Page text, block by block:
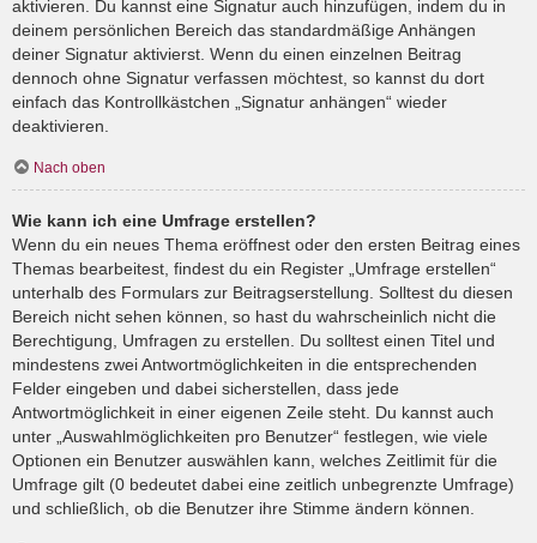
aktivieren. Du kannst eine Signatur auch hinzufügen, indem du in
deinem persönlichen Bereich das standardmäßige Anhängen
deiner Signatur aktivierst. Wenn du einen einzelnen Beitrag
dennoch ohne Signatur verfassen möchtest, so kannst du dort
einfach das Kontrollkästchen „Signatur anhängen“ wieder
deaktivieren.
Nach oben
Wie kann ich eine Umfrage erstellen?
Wenn du ein neues Thema eröffnest oder den ersten Beitrag eines
Themas bearbeitest, findest du ein Register „Umfrage erstellen“
unterhalb des Formulars zur Beitragserstellung. Solltest du diesen
Bereich nicht sehen können, so hast du wahrscheinlich nicht die
Berechtigung, Umfragen zu erstellen. Du solltest einen Titel und
mindestens zwei Antwortmöglichkeiten in die entsprechenden
Felder eingeben und dabei sicherstellen, dass jede
Antwortmöglichkeit in einer eigenen Zeile steht. Du kannst auch
unter „Auswahlmöglichkeiten pro Benutzer“ festlegen, wie viele
Optionen ein Benutzer auswählen kann, welches Zeitlimit für die
Umfrage gilt (0 bedeutet dabei eine zeitlich unbegrenzte Umfrage)
und schließlich, ob die Benutzer ihre Stimme ändern können.